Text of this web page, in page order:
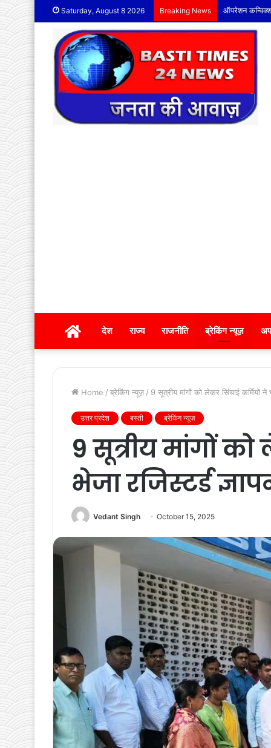
Saturday, August 8 2026 Breaking News लाडनूं में अणुव्रत
होम देश राज्य राजनीति ब्रेकिंग न्यूज़
Home / ब्रेकिंग न्यूज़ / 9 सूत्रीय मांगों को लेकर सिंचाई कर्मियों ने
उत्तर प्रदेश बस्ती ब्रेकिंग न्यूज़
9 सूत्रीय मांगों
भेजा रजिस्टर्ड
Vedant Singh October 15, 2025